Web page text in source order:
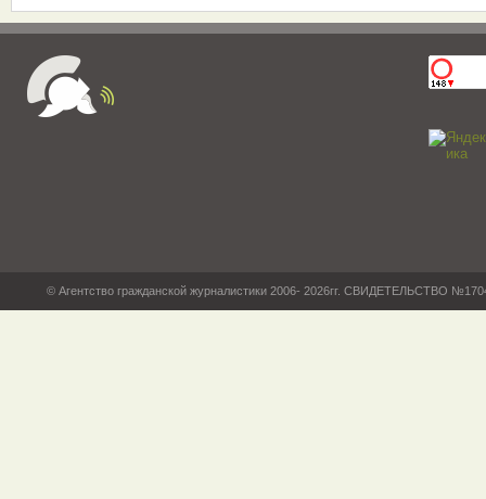
© Агентство гражданской журналистики 2006- 2026гг. СВИДЕТЕЛЬСТВО